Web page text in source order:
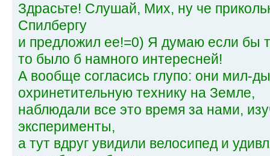
Здрасьте! Слушай, Мих, ну че
Спилбергу
и предложил ее!=0) Я думаю если бы
то было б намного интересней!
А вообще согласись глупо: они мил-
охринетительную технику на Земле,
наблюдали все это время за нами,
эксперименты,
а тут вдруг увидили велосипед и